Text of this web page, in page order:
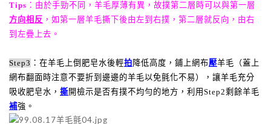
Tips ：由於手勁不同，羊毛厚薄有異，故撲第二層時可以與第一層
方向相反 ，如第一層羊毛撕下後由左到右撲，第二層就反向，由右
到左疊上去。
Step3 ：在羊毛上倒肥皂水後輕拍 降低高度，鋪上網布壓羊毛（蓋上
網布翻面時注意不要折到邊邊的羊毛以免氈化不易），讓羊毛充分
吸收肥皂水， 撕開檢示是否有撲不均勻的地方，利用 Step2剩餘羊毛
補強。